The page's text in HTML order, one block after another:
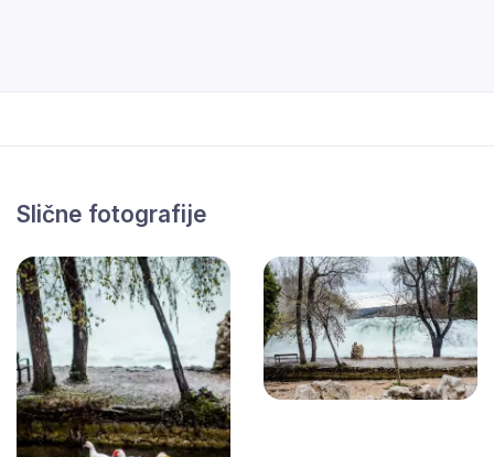
Slične fotografije